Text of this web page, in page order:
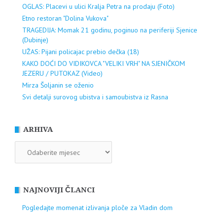
OGLAS: Placevi u ulici Kralja Petra na prodaju (Foto)
Etno restoran "Dolina Vukova"
TRAGEDIJA: Momak 21 godinu, poginuo na periferiji Sjenice
(Dubinje)
UŽAS: Pijani policajac prebio dečka (18)
KAKO DOĆI DO VIDIKOVCA "VELIKI VRH" NA SJENIČKOM
JEZERU / PUTOKAZ (Video)
Mirza Šoljanin se oženio
Svi detalji surovog ubistva i samoubistva iz Rasna
ARHIVA
NAJNOVIJI ČLANCI
Pogledajte momenat izlivanja ploče za Vladin dom